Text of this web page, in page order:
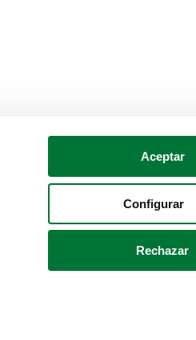
Aceptar
Configurar
Rechazar